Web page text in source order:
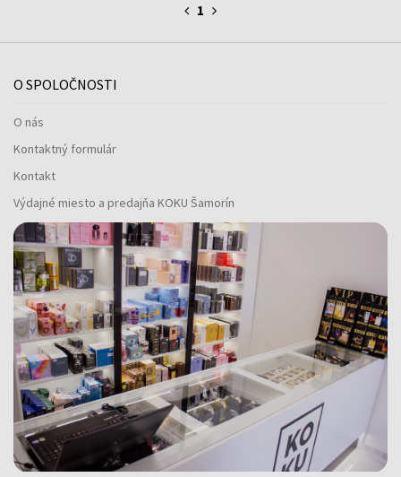
1
O SPOLOČNOSTI
O nás
Kontaktný formulár
Kontakt
Výdajné miesto a predajňa KOKU Šamorín